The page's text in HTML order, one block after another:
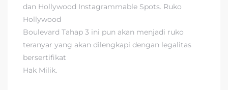
dan Hollywood Instagrammable Spots. Ruko
Hollywood
Boulevard Tahap 3 ini pun akan menjadi ruko
teranyar yang akan dilengkapi dengan legalitas
bersertifikat
Hak Milik.